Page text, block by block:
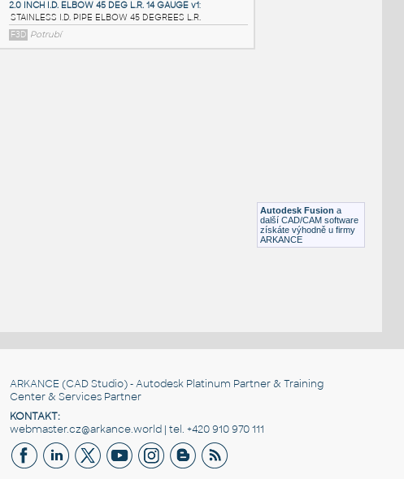
Autodesk Fusion a
další CAD/CAM software
získáte výhodně u firmy
ARKANCE
ARKANCE (CAD Studio) - Autodesk Platinum Partner & Training
Center & Services Partner
KONTAKT:
webmaster.cz@arkance.world | tel. +420 910 970 111